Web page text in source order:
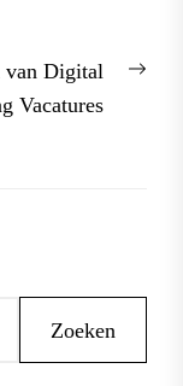
van Digital
Vacatures
Zoeken